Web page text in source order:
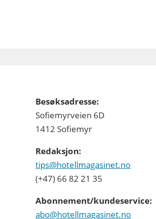
Besøksadresse:
Sofiemyrveien 6D
1412 Sofiemyr
Redaksjon:
tips@hotellmagasinet.no
(+47) 66 82 21 35
Abonnement/kundeservice:
abo@hotellmagasinet.no